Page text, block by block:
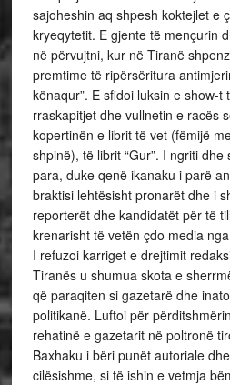
sajoheshin aq shpesh koktejlet e
kryeqytetit. E gjente të mençurin
në përvujtni, kur në Tiranë
premtime të ripërsëritura
kënaqur”. E sfidoi luksin e show-t
rraskapitjet dhe vullnetin e racës
kopertinën e librit të vet (fëmijë
shpinë), të librit “Gur”. I ngriti
para, duke qenë ikanaku i parë
braktisi lehtësisht pronarët dhe i
reporterët dhe kandidatët për të
krenarisht të vetën çdo media
I refuzoi karriget e drejtimit
Tiranës u shumua skota e
që paraqiten si gazetarë dhe
politikanë. Luftoi për
rehatinë e gazetarit në poltronë
Baxhaku i bëri punët autoriale
cilësishme, si të ishin e vetmja